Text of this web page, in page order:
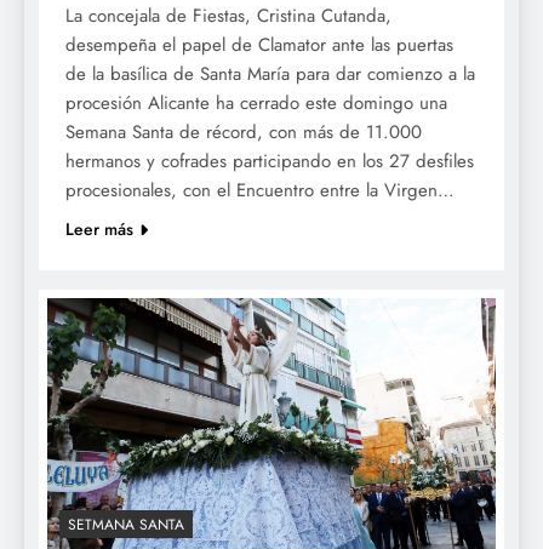
La concejala de Fiestas, Cristina Cutanda,
desempeña el papel de Clamator ante las puertas
de la basílica de Santa María para dar comienzo a la
procesión Alicante ha cerrado este domingo una
Semana Santa de récord, con más de 11.000
hermanos y cofrades participando en los 27 desfiles
procesionales, con el Encuentro entre la Virgen…
Leer más
SETMANA SANTA